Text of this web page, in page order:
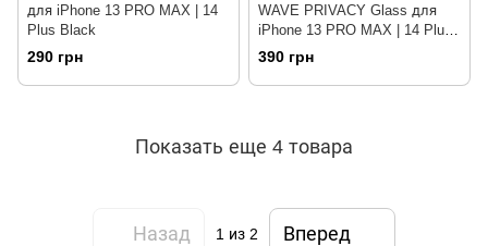
для iPhone 13 PRO MAX | 14
Plus Black
290 грн
WAVE PRIVACY Glass для
iPhone 13 PRO MAX | 14 Plus
Black
390 грн
Показать еще 4 товара
Назад 1 из 2 Вперед